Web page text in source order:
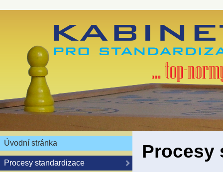
Úvodní stránka
Procesy standardizace
Procesy